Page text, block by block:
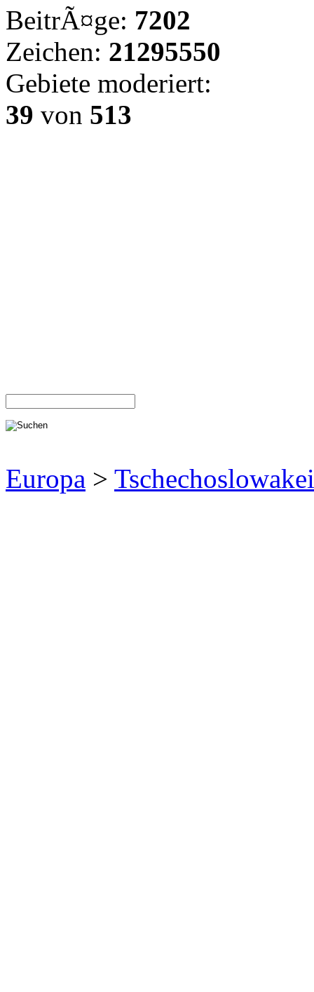
BeitrÃ¤ge: 7202
Zeichen: 21295550
Gebiete moderiert:
39 von 513
Europa > Tschechoslowakei